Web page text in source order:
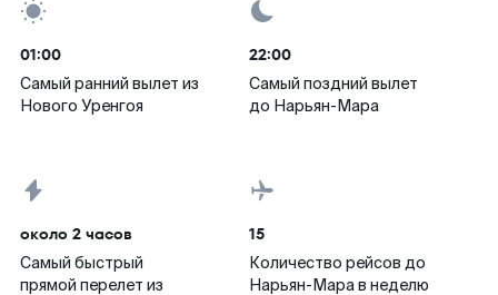
01:00
Самый ранний вылет из
Нового Уренгоя
22:00
Самый поздний вылет
до Нарьян-Мара
около 2 часов
Самый быстрый
прямой перелет из
15
Количество рейсов до
Нарьян-Мара в неделю